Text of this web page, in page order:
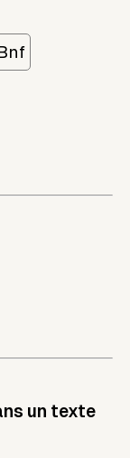
un texte